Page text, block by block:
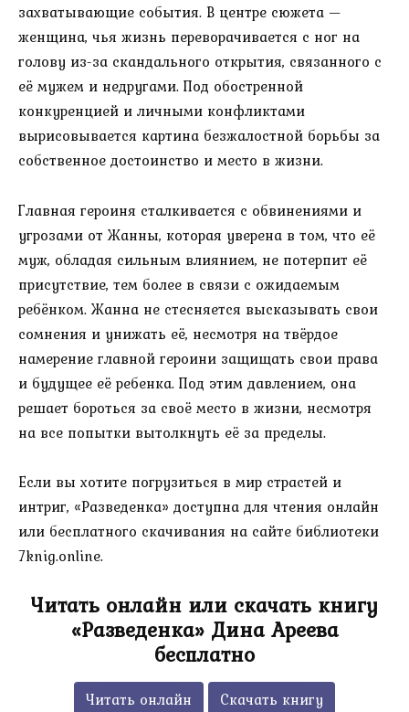
захватывающие события. В центре сюжета —
женщина, чья жизнь переворачивается с ног на
голову из-за скандального открытия, связанного с
её мужем и недругами. Под обостренной
конкуренцией и личными конфликтами
вырисовывается картина безжалостной борьбы за
собственное достоинство и место в жизни.
Главная героиня сталкивается с обвинениями и
угрозами от Жанны, которая уверена в том, что её
муж, обладая сильным влиянием, не потерпит её
присутствие, тем более в связи с ожидаемым
ребёнком. Жанна не стесняется высказывать свои
сомнения и унижать её, несмотря на твёрдое
намерение главной героини защищать свои права
и будущее её ребенка. Под этим давлением, она
решает бороться за своё место в жизни, несмотря
на все попытки вытолкнуть её за пределы.
Если вы хотите погрузиться в мир страстей и
интриг, «Разведенка» доступна для чтения онлайн
или бесплатного скачивания на сайте библиотеки
7knig.online.
Читать онлайн или скачать книгу
«Разведенка» Дина Ареева
бесплатно
Читать онлайн Скачать книгу